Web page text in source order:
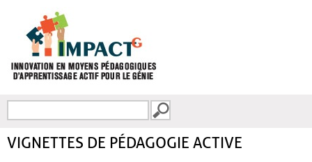
FORMULAIRE DE
VIGNETTES DE PÉDAGOGIE ACTIVE